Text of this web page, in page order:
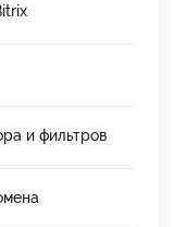
и фильтров